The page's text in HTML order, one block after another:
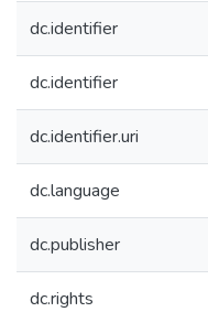
dc.identifier
dc.identifier
dc.identifier.uri
dc.language
dc.publisher
dc.rights